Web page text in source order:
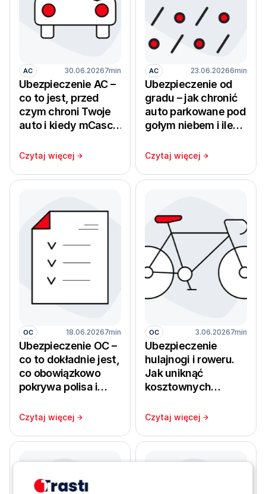
AC 30.06.20267min
Ubezpieczenie AC –
co to jest, przed
czym chroni Twoje
auto i kiedy mCasco
dla Twojego
Czytaj więcej
AC 23.06.20266min
Ubezpieczenie od
gradu – jak chronić
auto parkowane pod
gołym niebem i ile
własnej kieszeni
Czytaj więcej
OC 18.06.20267min
Ubezpieczenie OC –
co to dokładnie jest,
co obowiązkowo
pokrywa polisa i
sprawcy wypadku?
Czytaj więcej
OC 3.06.20267min
Ubezpieczenie
hulajnogi i roweru.
Jak uniknąć
kosztownych
Czytaj więcej